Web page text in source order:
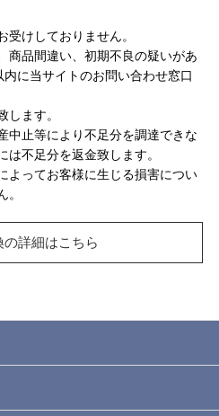
けしておりません。
商品間違い、初期不良の疑いがあ
に当サイトのお問い合わせ窓口
ます。
中止等により不足分を調達できな
不足分を返金致します。
よってお客様に生じる損害につい
詳細はこちら